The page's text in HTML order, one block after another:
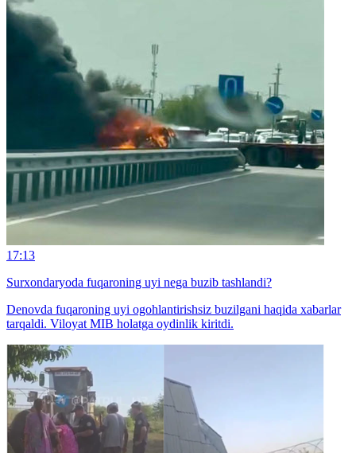
17:13
Surxondaryoda fuqaroning uyi nega buzib tashlandi?
Denovda fuqaroning uyi ogohlantirishsiz buzilgani haqida xabarlar
tarqaldi. Viloyat MIB holatga oydinlik kiritdi.